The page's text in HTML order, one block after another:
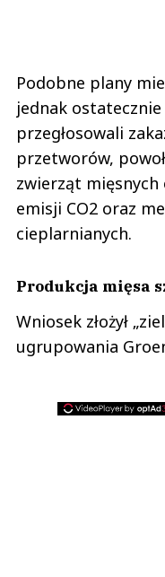
Podobne plany
jednak
przegłosowali
przetworów,
zwierząt mięsnych
emisji CO2 oraz
cieplarnianych.
Produkcja mięsa
Wniosek złożył
ugrupowania